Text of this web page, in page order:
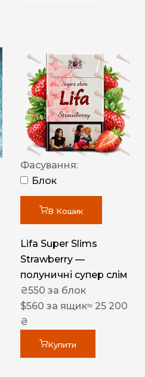
Фасування:
Блок
В Кошик
Lifa Super Slims
Strawberry —
полуничні супер слім
₴550 за блок
$560 за ящик≈ 25 200
₴
Купити